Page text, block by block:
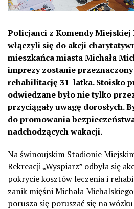
Policjanci z Komendy
włączyli się do akcji
mieszkańca miasta Michała
imprezy zostanie
rehabilitację 31-latka. Stoisko
odwiedzane było nie tylko
przyciągały uwagę dorosłych.
do promowania
nadchodzących wakacji.
Na świnoujskim Stadionie
Rekreacji „Wyspiarz” odbyła się
pokrycie kosztów leczenia i
zanik mięśni Michała
porusza się poruszać się na